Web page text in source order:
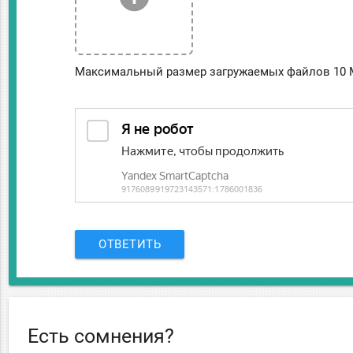
Максимальный размер загружаемых файлов 10
ОТВЕТИТЬ
Есть сомнения?